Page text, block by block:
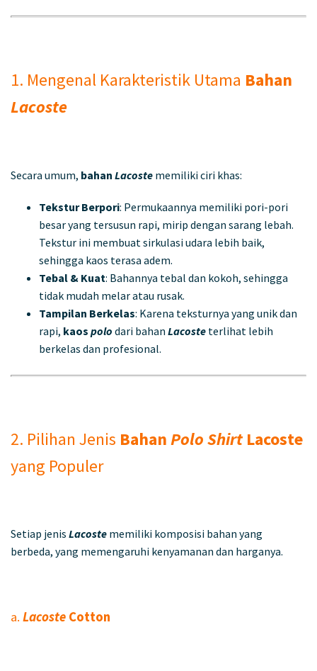
1. Mengenal Karakteristik Utama Bahan
Lacoste
Secara umum, bahan Lacoste memiliki ciri khas:
Tekstur Berpori: Permukaannya memiliki pori-pori
besar yang tersusun rapi, mirip dengan sarang lebah.
Tekstur ini membuat sirkulasi udara lebih baik,
sehingga kaos terasa adem.
Tebal & Kuat: Bahannya tebal dan kokoh, sehingga
tidak mudah melar atau rusak.
Tampilan Berkelas: Karena teksturnya yang unik dan
rapi, kaos polo dari bahan Lacoste terlihat lebih
berkelas dan profesional.
2. Pilihan Jenis BahanPolo ShirtLacoste
yang Populer
Setiap jenis Lacoste memiliki komposisi bahan yang
berbeda, yang memengaruhi kenyamanan dan harganya.
a. Lacoste Cotton